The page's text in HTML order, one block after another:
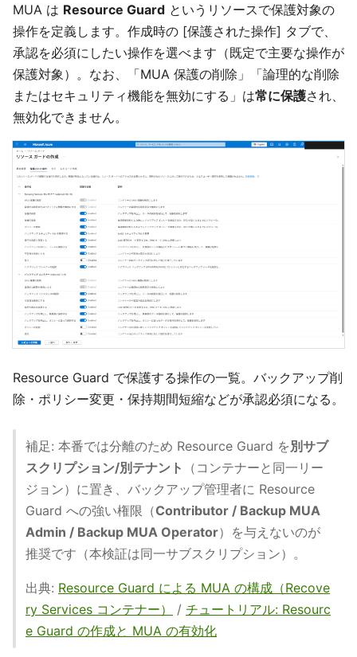
MUA は Resource Guard というリソースで保護対象の
操作を定義します。作成時の [保護された操作] タブで、
承認を必須にしたい操作を選べます（既定で主要な操作が
保護対象）。なお、「MUA 保護の削除」「論理的な削除
またはセキュリティ機能を無効にする」は常に保護され、
無効化できません。
Resource Guard で保護する操作の一覧。バックアップ削
除・ポリシー変更・保持期間短縮などが承認必須になる。
補足: 本番では分離のため Resource Guard を 別サブ
スクリプション/別テナント
（コンテナーと同一リー
ジョン）に置き、バックアップ管理者に Resource
Guard への強い権限（Contributor / Backup MUA
Admin / Backup MUA Operator）を与えないのが
推奨です（本検証は同一サブスクリプション）。
出典: Resource Guard による MUA の構成（Recove
ry Services コンテナー）
/ チュートリアル: Resourc
e Guard の作成と MUA の有効化